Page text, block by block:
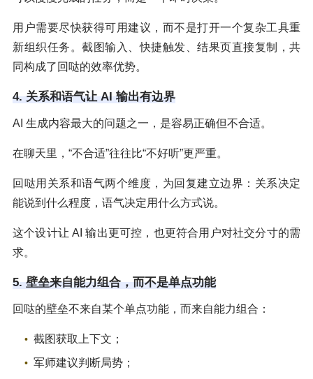
用户需要尽快获得可用建议，而不是打开一个复杂工具重
新组织任务。截图输入、快捷触发、结果页直接复制，共
同构成了回哒的效率优势。
4. 关系和语气让 AI 输出有边界
AI 生成内容最大的问题之一，是容易正确但不合适。
在聊天里，“不合适”往往比“不好听”更严重。
回哒用关系和语气两个维度，为回复建立边界：关系决定
能说到什么程度，语气决定用什么方式说。
这个设计让 AI 输出更可控，也更符合用户对社交分寸的需
求。
5. 壁垒来自能力组合，而不是单点功能
回哒的壁垒不来自某个单点功能，而来自能力组合：
截图获取上下文；
军师建议判断局势；